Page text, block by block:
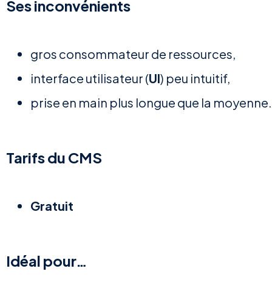
Ses inconvénients
gros consommateur de ressources,
interface utilisateur (UI) peu intuitif,
prise en main plus longue que la moyenne.
Tarifs du CMS
Gratuit
Idéal pour…